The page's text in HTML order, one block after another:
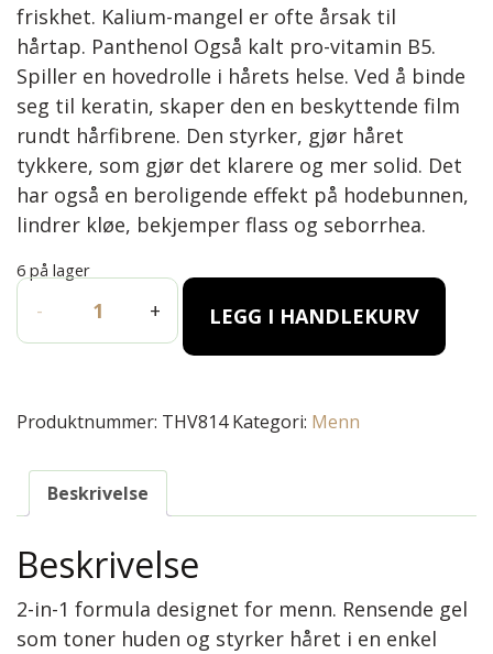
friskhet. Kalium-mangel er ofte årsak til
hårtap. Panthenol Også kalt pro-vitamin B5.
Spiller en hovedrolle i hårets helse. Ved å binde
seg til keratin, skaper den en beskyttende film
rundt hårfibrene. Den styrker, gjør håret
tykkere, som gjør det klarere og mer solid. Det
har også en beroligende effekt på hodebunnen,
lindrer kløe, bekjemper flass og seborrhea.
6 på lager
ALL-OVER WASH REFRESHING SHOWER GEL
- + LEGG I HANDLEKURV
Produktnummer: THV814 Kategori: Menn
Beskrivelse
Beskrivelse
2-in-1 formula designet for menn. Rensende gel
som toner huden og styrker håret i en enkel